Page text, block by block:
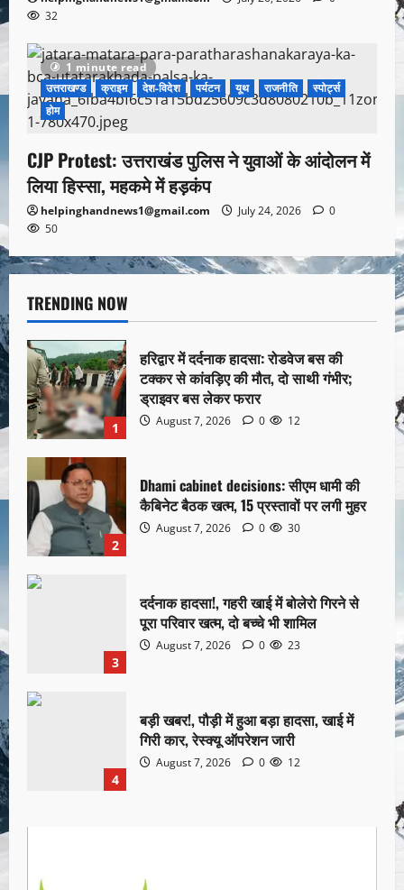
32
1 minute read
उत्तराखण्ड
क्राइम देश-विदेश पर्यटन यूथ राजनीति
स्पोर्ट्स
होम
CJP Protest: उत्तराखंड पुलिस ने युवाओं के आंदोलन में
लिया हिस्सा, महकमे में हड़कंप
helpinghandnews1@gmail.com July 24, 2026
0
50
TRENDING NOW
1
हरिद्वार में दर्दनाक हादसा: रोडवेज बस की
टक्कर से कांवड़िए की मौत, दो साथी गंभीर;
ड्राइवर बस लेकर फरार
August 7, 2026 0 12
2
Dhami cabinet decisions: सीएम धामी की
कैबिनेट बैठक खत्म, 15 प्रस्तावों पर लगी मुहर
August 7, 2026 0 30
3
दर्दनाक हादसा!, गहरी खाई में बोलेरो गिरने से
पूरा परिवार खत्म, दो बच्चे भी शामिल
August 7, 2026 0 23
4
बड़ी खबर!, पौड़ी में हुआ बड़ा हादसा, खाई में
गिरी कार, रेस्क्यू ऑपरेशन जारी
August 7, 2026 0 12